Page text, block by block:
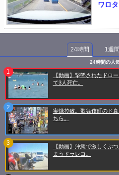
ワロタ
24時間 1週間
24時間の人
【動画】撃墜されたドロ
て3人死亡。
実録拉致。歌舞伎町のド
ちら。
【動画】沖縄で激しくぶ
まうドラレコ。